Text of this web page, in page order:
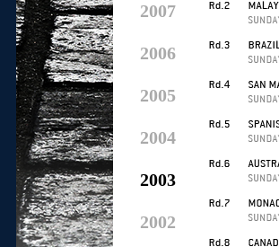
2007
2006
2005
2004
2003
2002